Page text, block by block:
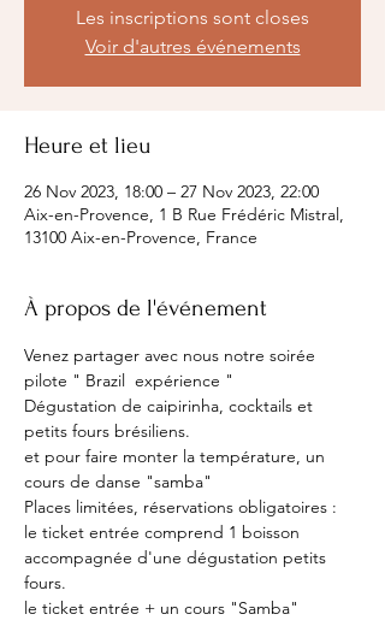
Les inscriptions sont closes
Voir d'autres événements
Heure et lieu
26 Nov 2023, 18:00 – 27 Nov 2023, 22:00
Aix-en-Provence, 1 B Rue Frédéric Mistral,
13100 Aix-en-Provence, France
À propos de l'événement
Venez partager avec nous notre soirée
pilote " Brazil  expérience "
Dégustation de caipirinha, cocktails et
petits fours brésiliens.
et pour faire monter la température, un
cours de danse "samba"
Places limitées, réservations obligatoires :
le ticket entrée comprend 1 boisson
accompagnée d'une dégustation petits
fours.
le ticket entrée + un cours "Samba"